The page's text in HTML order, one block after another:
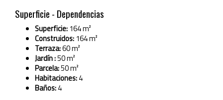
Superficie - Dependencias
Superficie: 164 m²
Construidos: 164 m²
Terraza:60 m²
Jardín :50 m²
Parcela:50 m²
Habitaciones:4
Baños:4